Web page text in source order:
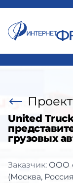
United
грузовых
Заказчик: ООО
(Москва,